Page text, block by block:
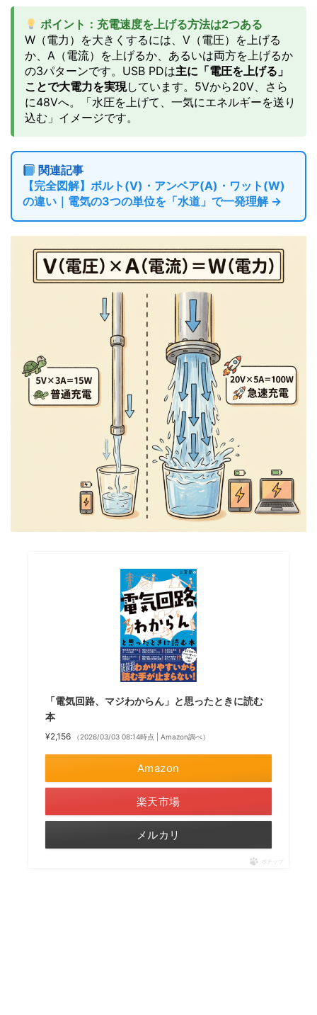
ポイント：充電速度を上げる方法は2つある
W（電力）を大きくするには、V（電圧）を上げる
か、A（電流）を上げるか、あるいは両方を上げるか
の3パターンです。USB PDは主に「電圧を上げる」
ことで大電力を実現しています。5Vから20V、さら
に48Vへ。「水圧を上げて、一気にエネルギーを送り
込む」イメージです。
関連記事
【完全図解】ボルト(V)・アンペア(A)・ワット(W)
の違い｜電気の3つの単位を「水道」で一発理解 →
「電気回路、マジわからん」と思ったときに読む
本
¥2,156 （2026/03/03 08:14時点 | Amazon調べ）
Amazon
楽天市場
メルカリ
ポチップ